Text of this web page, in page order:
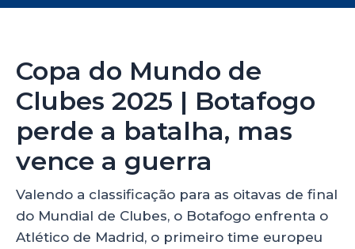
Copa do Mundo de
Clubes 2025 | Botafogo
perde a batalha, mas
vence a guerra
Valendo a classificação para as oitavas de final
do Mundial de Clubes, o Botafogo enfrenta o
Atlético de Madrid, o primeiro time europeu